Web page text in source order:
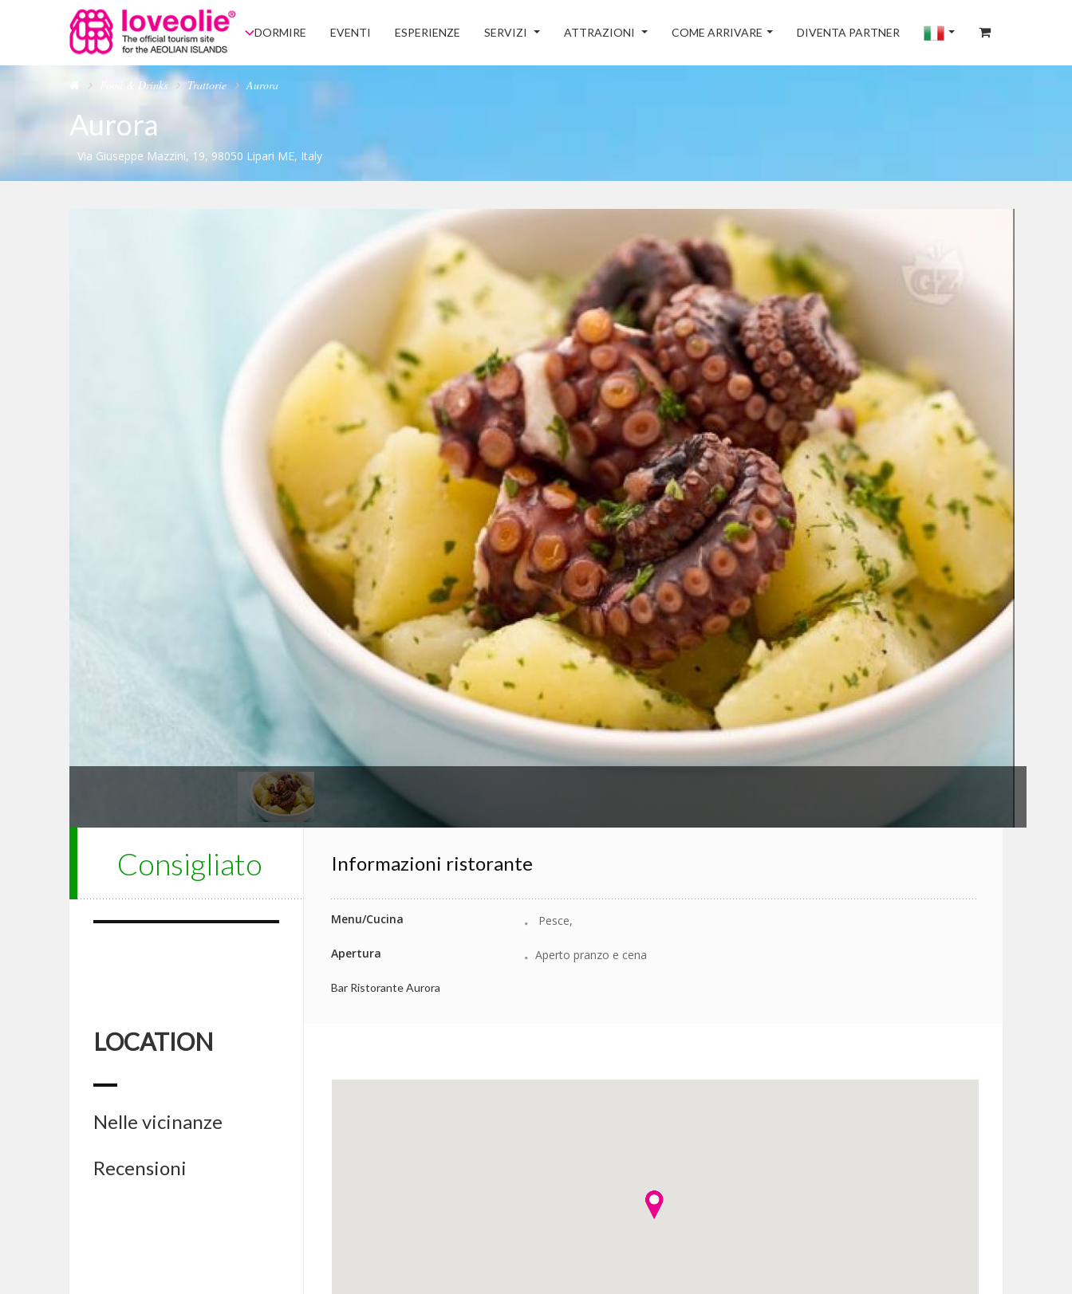
DORMIRE EVENTI ESPERIENZE SERVIZI ATTRAZIONI COME ARRIVARE DIVENTA PARTNER
Food & Drinks Trattorie Aurora
Aurora
Via Giuseppe Mazzini, 19, 98050 Lipari ME, Italy
Consigliato Informazioni ristorante
Menu/Cucina Pesce,
Apertura Aperto pranzo e cena
Bar Ristorante Aurora
LOCATION
Nelle vicinanze
Recensioni